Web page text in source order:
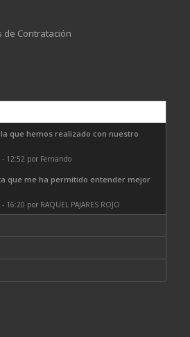
de Contratación
que hemos realizado con nuestro
12:52 por Fernando
que me ha permitido entender mejor
16:20 por RAQUEL PAJARES ROJO